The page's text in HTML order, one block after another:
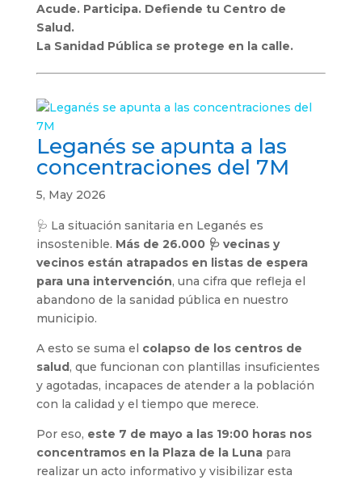
Acude. Participa. Defiende tu Centro de
Salud.
La Sanidad Pública se protege en la calle.
Leganés se apunta a las
concentraciones del 7M
5, May 2026
🩺 La situación sanitaria en Leganés es
insostenible. Más de 26.000 🩺 vecinas y
vecinos están atrapados en listas de espera
para una intervención, una cifra que refleja el
abandono de la sanidad pública en nuestro
municipio.
A esto se suma el colapso de los centros de
salud, que funcionan con plantillas insuficientes
y agotadas, incapaces de atender a la población
con la calidad y el tiempo que merece.
Por eso, este 7 de mayo a las 19:00 horas nos
concentramos en la Plaza de la Lunapara
realizar un acto informativo y visibilizar esta